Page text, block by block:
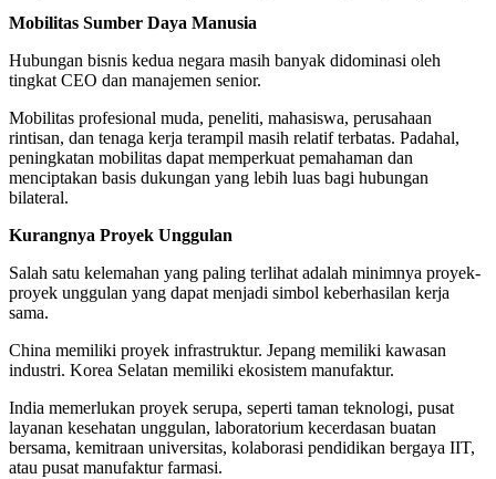
Mobilitas Sumber Daya Manusia
Hubungan bisnis kedua negara masih banyak didominasi oleh
tingkat CEO dan manajemen senior.
Mobilitas profesional muda, peneliti, mahasiswa, perusahaan
rintisan, dan tenaga kerja terampil masih relatif terbatas. Padahal,
peningkatan mobilitas dapat memperkuat pemahaman dan
menciptakan basis dukungan yang lebih luas bagi hubungan
bilateral.
Kurangnya Proyek Unggulan
Salah satu kelemahan yang paling terlihat adalah minimnya proyek-
proyek unggulan yang dapat menjadi simbol keberhasilan kerja
sama.
China memiliki proyek infrastruktur. Jepang memiliki kawasan
industri. Korea Selatan memiliki ekosistem manufaktur.
India memerlukan proyek serupa, seperti taman teknologi, pusat
layanan kesehatan unggulan, laboratorium kecerdasan buatan
bersama, kemitraan universitas, kolaborasi pendidikan bergaya IIT,
atau pusat manufaktur farmasi.